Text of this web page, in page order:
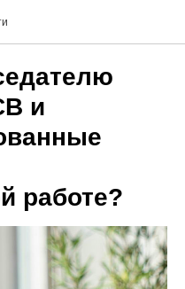
и
работе?